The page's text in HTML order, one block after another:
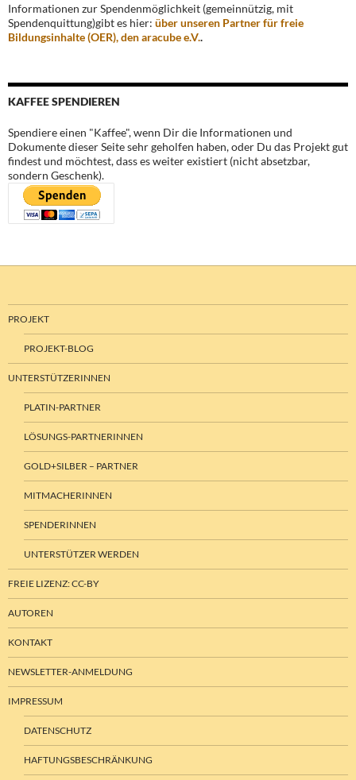
Informationen zur Spendenmöglichkeit (gemeinnützig, mit
Spendenquittung)gibt es hier: über unseren Partner für freie
Bildungsinhalte (OER), den aracube e.V..
KAFFEE SPENDIEREN
Spendiere einen "Kaffee", wenn Dir die Informationen und
Dokumente dieser Seite sehr geholfen haben, oder Du das Projekt gut
findest und möchtest, dass es weiter existiert (nicht absetzbar,
sondern Geschenk).
PROJEKT
PROJEKT-BLOG
UNTERSTÜTZERINNEN
PLATIN-PARTNER
LÖSUNGS-PARTNERINNEN
GOLD+SILBER – PARTNER
MITMACHERINNEN
SPENDERINNEN
UNTERSTÜTZER WERDEN
FREIE LIZENZ: CC-BY
AUTOREN
KONTAKT
NEWSLETTER-ANMELDUNG
IMPRESSUM
DATENSCHUTZ
HAFTUNGSBESCHRÄNKUNG